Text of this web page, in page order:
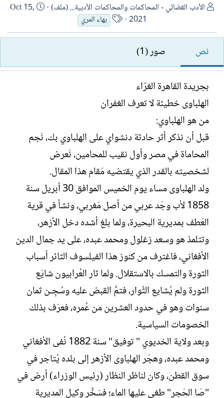
ا
ك
ت
ب
الأدب القضائي - المحاكمات والمحاكمات الأدبية... (ملف)
ت
ر
ا
ء
Oct 15,
2021
ا
س
ل
ت
بهاء المري
نص صور (1)
بجريدة القاهرة الغرّاء
الهلباوى خطيئة لا تعرف الغفران
من هو الهلباوي:
قبل أن نذكر أثر حادثة دنشواي على الهلباوي بك، نَجم
المحاماة في مصر وأول نقيب للمحامين، نَعرض
لشخصيته بالقدر الذي يقتضيه مَقام هذا المقال.
ولد الهلباوى مساء يوم الخميس الموافق 30 أبريل سنة
1858 لأب وجَد عربي من أصل مَغربي، ونشأ في قرية
العَطف بمديرية البحيرة، ولما بلغ أشده دخل الأزهر،
وتتلمذ هو وسعد زغلول ومحمد عبده، على يد جمال الدين
الأفغاني، فاغترف من كنوز هذا الفيلسوف الثائر أسباب
الثورة والتمسك بالاستقلال. ولما ثار العُرابيون شايَع
الثورة ولم يُشايع الثُوار، فتمَّ القبض عليه وسُجِـن ثمان
سنوات وهو في حدود العشرين من عُمره، فعرَف بذلك
الخصومات السياسية.
وبعد ولاية الخديوي " توفيق" سنة 1882 نُفى الأفغاني
ومحمد عبده، وهجَر الهلباوى الأزهر إلى بلده يُتاجر في
سوق القطن، وكان لناظر النظار (رئيس الوزراء) أرض في
"صَا الحَجر" طغى عليها الماء؛ فسَخَّر وكيل المديرية